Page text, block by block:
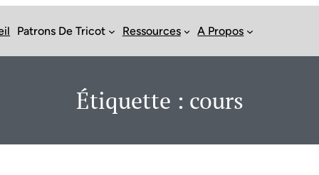
Patrons De Tricot Ressources A Propos
Étiquette : cours